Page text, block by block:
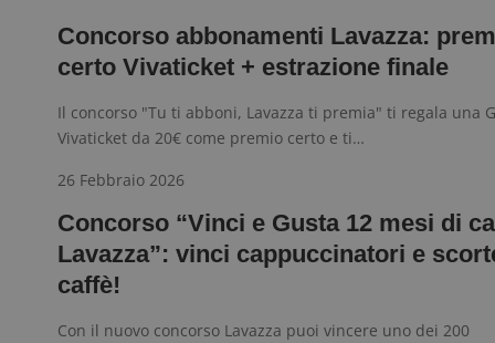
Concorso abbonamenti Lavazza:
certo Vivaticket + estrazione finale
Il concorso "Tu ti abboni, Lavazza ti premia" ti regala una
Vivaticket da 20€ come premio certo e ti…
26 Febbraio 2026
Concorso “Vinci e Gusta 12 mesi di
Lavazza”: vinci cappuccinatori e
caffè!
Con il nuovo concorso Lavazza puoi vincere uno dei 200